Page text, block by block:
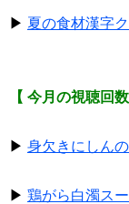
▶ 夏の食材漢字
【 今月の視聴回
▶ 身欠きにしん
▶ 鶏がら白濁ス